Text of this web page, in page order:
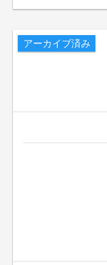
アーカイブ済み